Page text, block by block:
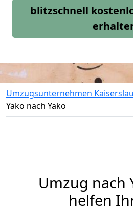
blitzschnell
Umzugsunternehmen
Yako nach Yako
Umzug nach
helfen